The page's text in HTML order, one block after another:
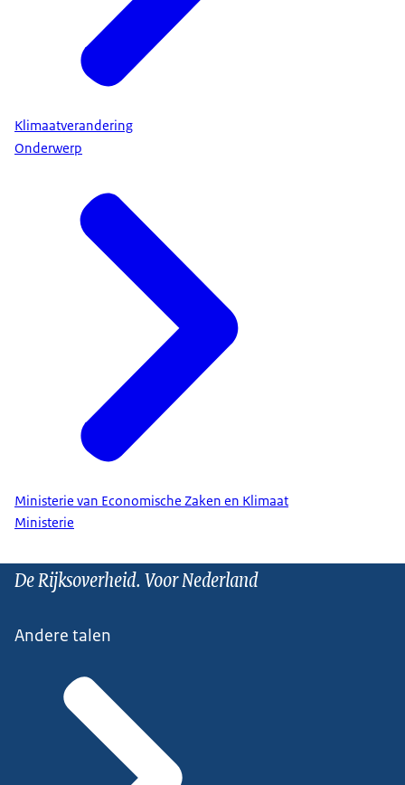
Klimaatverandering
Onderwerp
Ministerie van Economische Zaken en Klimaat
Ministerie
De Rijksoverheid. Voor Nederland
Andere talen